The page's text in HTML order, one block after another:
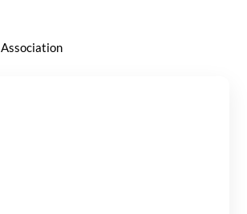
Asso­ci­a­tion